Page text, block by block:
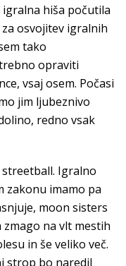
hiša počutila
osvojitev igralnih
tako
opraviti
vsaj osem. Počasi
jim ljubeznivo
redno vsak
streetball. Igralno
zakonu imamo pa
moon sisters
zmago na vlt mestih
in še veliko več.
strop bo naredil